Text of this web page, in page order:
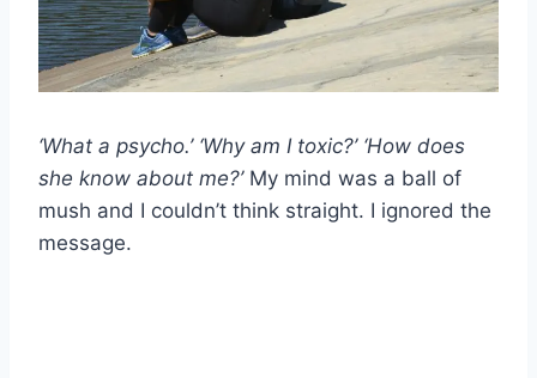
‘What a psycho.’ ‘Why am I toxic?’ ‘How does
she know about me?’ My mind was a ball of
mush and I couldn’t think straight. I ignored the
message.